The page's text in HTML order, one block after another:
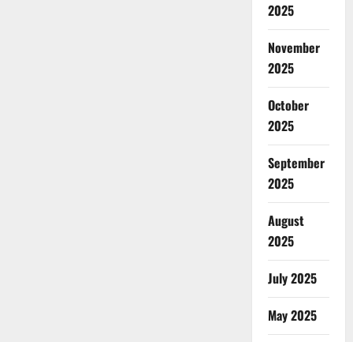
2025
November
2025
October
2025
September
2025
August
2025
July 2025
May 2025